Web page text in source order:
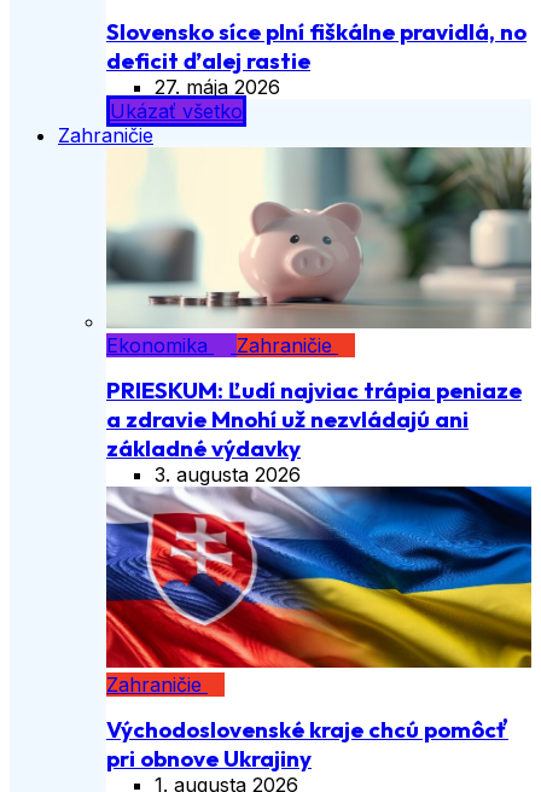
Slovensko síce plní fiškálne pravidlá, no
deficit ďalej rastie
27. mája 2026
Ukázať všetko
Zahraničie
Ekonomika Zahraničie
PRIESKUM: Ľudí najviac trápia peniaze
a zdravie Mnohí už nezvládajú ani
základné výdavky
3. augusta 2026
Zahraničie
Východoslovenské kraje chcú pomôcť
pri obnove Ukrajiny
1. augusta 2026